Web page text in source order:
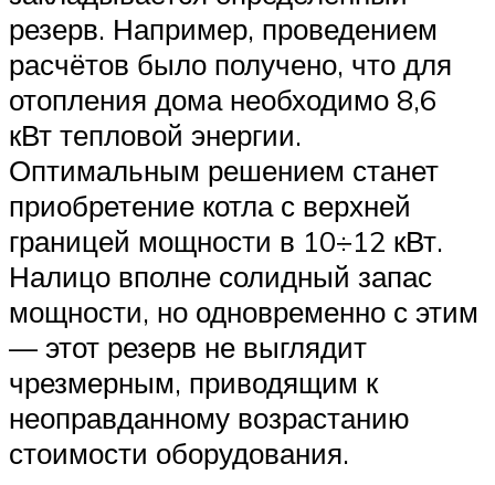
резерв. Например, проведением
расчётов было получено, что для
отопления дома необходимо 8,6
кВт тепловой энергии.
Оптимальным решением станет
приобретение котла с верхней
границей мощности в 10÷12 кВт.
Налицо вполне солидный запас
мощности, но одновременно с этим
— этот резерв не выглядит
чрезмерным, приводящим к
неоправданному возрастанию
стоимости оборудования.